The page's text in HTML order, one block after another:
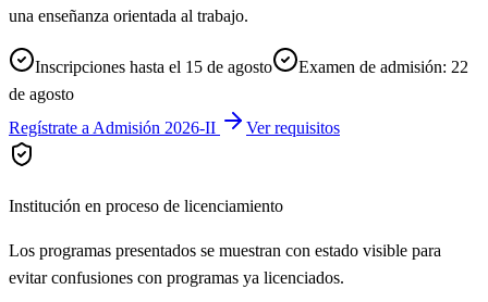
una enseñanza orientada al trabajo.
Inscripciones hasta el 15 de agosto
Examen de admisión: 22
de agosto
Regístrate a Admisión 2026-II
Ver requisitos
Institución en proceso de licenciamiento
Los programas presentados se muestran con estado visible para
evitar confusiones con programas ya licenciados.